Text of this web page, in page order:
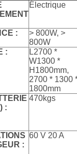
Électrique
:
> 800W, >
800W
:
L2700 *
W1300 *
H1800mm,
2700 * 1300
1800mm
:
470kgs
:
60 V 20 A